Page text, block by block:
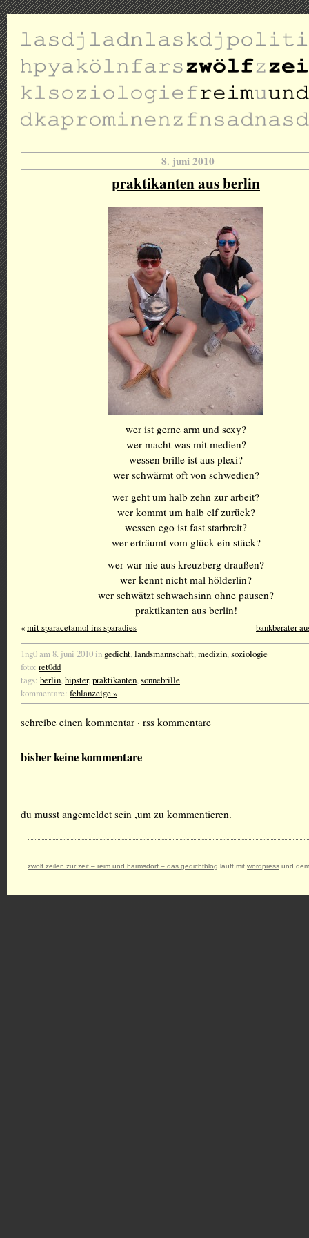
8. juni 2010
praktikanten aus berlin
wer ist gerne arm und sexy?
wer macht was mit medien?
wessen brille ist aus plexi?
wer schwärmt oft von schwedien?
wer geht um halb zehn zur arbeit?
wer kommt um halb elf zurück?
wessen ego ist fast starbreit?
wer erträumt vom glück ein stück?
wer war nie aus kreuzberg draußen?
wer kennt nicht mal hölderlin?
wer schwätzt schwachsinn ohne pausen?
praktikanten aus berlin!
«mit sparacetamol ins sparadies bankberater
1ng0 am 8. juni 2010 in gedicht,landsmannschaft,medizin,soziologie
foto: ret0dd
tags: berlin,hipster,praktikanten,sonnebrille
kommentare: fehlanzeige »
schreibe einen kommentar · rss kommentare
bisher keine kommentare
du musst angemeldet sein ,um zu kommentieren.
zwölf zeilen zur zeit – reim und harmsdorf – das gedichtblog läuft mit wordpress und